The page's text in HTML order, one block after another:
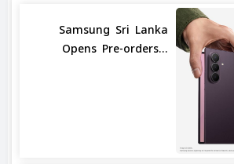
Samsung Sri Lanka
Opens Pre-orders...